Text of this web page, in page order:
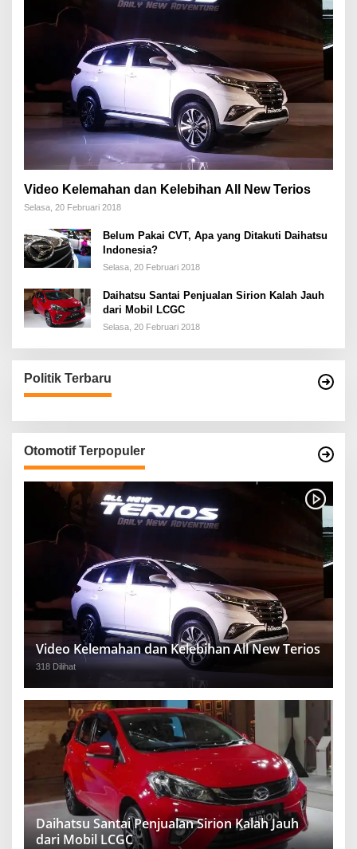
Video Kelemahan dan Kelebihan All New Terios
Selasa, 20 Februari 2018
Belum Pakai CVT, Apa yang Ditakuti Daihatsu
Indonesia?
Selasa, 20 Februari 2018
Daihatsu Santai Penjualan Sirion Kalah Jauh
dari Mobil LCGC
Selasa, 20 Februari 2018
Politik Terbaru
Otomotif Terpopuler
Video Kelemahan dan Kelebihan All New Terios
318 Dilihat
Daihatsu Santai Penjualan Sirion Kalah Jauh
dari Mobil LCGC